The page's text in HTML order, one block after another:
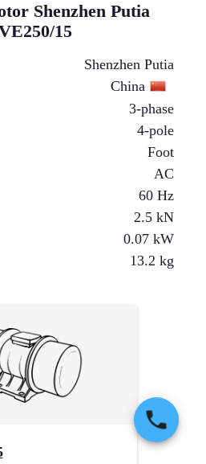
Shenzhen Putia
15
Shenzhen Putia
China
3-phase
4-pole
Foot
AC
60 Hz
2.5 kN
0.07 kW
13.2 kg